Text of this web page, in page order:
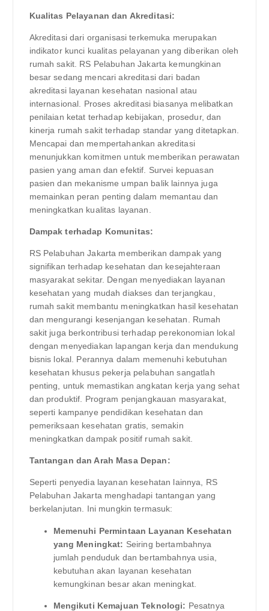
Kualitas Pelayanan dan Akreditasi:
Akreditasi dari organisasi terkemuka merupakan
indikator kunci kualitas pelayanan yang diberikan oleh
rumah sakit. RS Pelabuhan Jakarta kemungkinan
besar sedang mencari akreditasi dari badan
akreditasi layanan kesehatan nasional atau
internasional. Proses akreditasi biasanya melibatkan
penilaian ketat terhadap kebijakan, prosedur, dan
kinerja rumah sakit terhadap standar yang ditetapkan.
Mencapai dan mempertahankan akreditasi
menunjukkan komitmen untuk memberikan perawatan
pasien yang aman dan efektif. Survei kepuasan
pasien dan mekanisme umpan balik lainnya juga
memainkan peran penting dalam memantau dan
meningkatkan kualitas layanan.
Dampak terhadap Komunitas:
RS Pelabuhan Jakarta memberikan dampak yang
signifikan terhadap kesehatan dan kesejahteraan
masyarakat sekitar. Dengan menyediakan layanan
kesehatan yang mudah diakses dan terjangkau,
rumah sakit membantu meningkatkan hasil kesehatan
dan mengurangi kesenjangan kesehatan. Rumah
sakit juga berkontribusi terhadap perekonomian lokal
dengan menyediakan lapangan kerja dan mendukung
bisnis lokal. Perannya dalam memenuhi kebutuhan
kesehatan khusus pekerja pelabuhan sangatlah
penting, untuk memastikan angkatan kerja yang sehat
dan produktif. Program penjangkauan masyarakat,
seperti kampanye pendidikan kesehatan dan
pemeriksaan kesehatan gratis, semakin
meningkatkan dampak positif rumah sakit.
Tantangan dan Arah Masa Depan:
Seperti penyedia layanan kesehatan lainnya, RS
Pelabuhan Jakarta menghadapi tantangan yang
berkelanjutan. Ini mungkin termasuk:
Memenuhi Permintaan Layanan Kesehatan
yang Meningkat: Seiring bertambahnya
jumlah penduduk dan bertambahnya usia,
kebutuhan akan layanan kesehatan
kemungkinan besar akan meningkat.
Mengikuti Kemajuan Teknologi: Pesatnya